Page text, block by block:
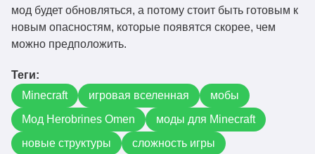
мод будет обновляться, а потому стоит быть готовым к
новым опасностям, которые появятся скорее, чем
можно предположить.
Теги:
Minecraft
игровая вселенная
мобы
Мод Herobrines Omen
моды для Minecraft
новые структуры
сложность игры